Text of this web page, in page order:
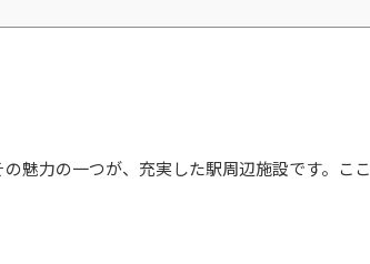
魅力の一つが、充実した駅周辺施設です。ここ